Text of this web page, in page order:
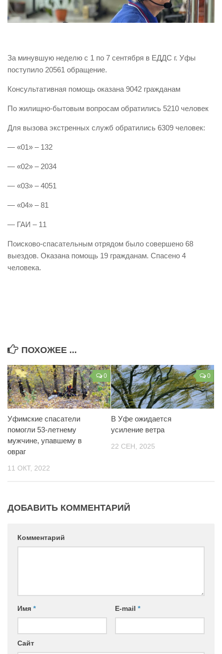
Виды деятельности
УГЗ рекомендует
Уголок гражданской обороны
Пресс-центр
СМИ о нас
Конкурсы
Вакансии
За минувшую неделю с 1 по 7 сентября в ЕДДС г. Уфы
поступило 20561 обращение.
Консультативная помощь оказана 9042 гражданам
По жилищно-бытовым вопросам обратились 5210 человек
Для вызова экстренных служб обратились 6309 человек:
— «01» – 132
— «02» – 2034
— «03» – 4051
— «04» – 81
— ГАИ – 11
Поисково-спасательным отрядом было совершено 68
выездов. Оказана помощь 19 гражданам. Спасено 4
человека.
ПОХОЖЕЕ ...
0
Уфимские спасатели
помогли 53-летнему
мужчине, упавшему в
овраг
11 ОКТ, 2022
0
В Уфе ожидается
усиление ветра
22 СЕН, 2025
ДОБАВИТЬ КОММЕНТАРИЙ
Комментарий
Имя * E-mail *
Сайт